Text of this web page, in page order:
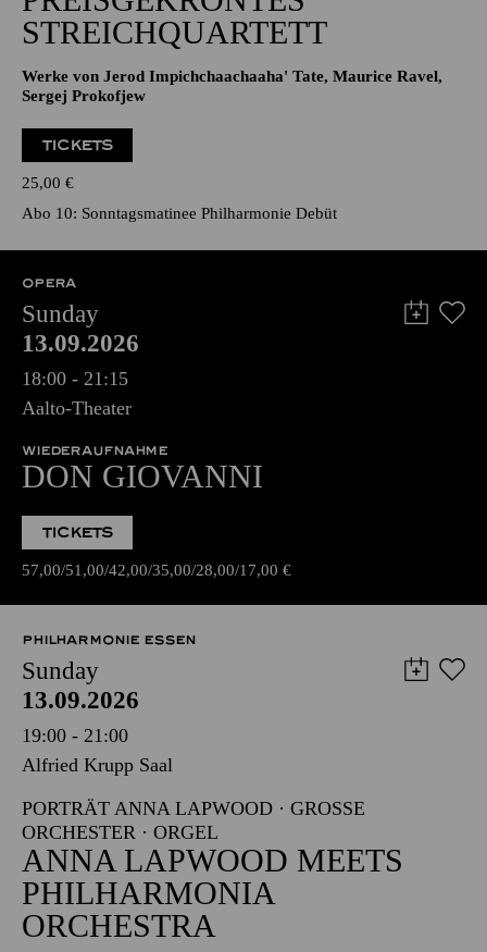
STREICHQUARTETT
Werke von Jerod Impichchaachaaha' Tate, Maurice Ravel,
Sergej Prokofjew
TICKETS
25,00 €
Abo 10: Sonntagsmatinee Philharmonie Debüt
OPERA
Sunday
13.09.2026
18:00 - 21:15
Aalto-Theater
WIEDERAUFNAHME
DON GIOVANNI
TICKETS
57,00 51,00 42,00 35,00 28,00 17,00 €
PHILHARMONIE ESSEN
Sunday
13.09.2026
19:00 - 21:00
Alfried Krupp Saal
PORTRÄT ANNA LAPWOOD · GROSSE O
RCHESTER · ORGEL
ANNA LAPWOOD MEETS
PHILHARMONIA
ORCHESTRA